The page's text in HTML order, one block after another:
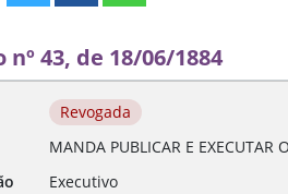
nº 43, de 18/06/1884
Revogada
MANDA PUBLICAR E EXECUTAR
Executivo